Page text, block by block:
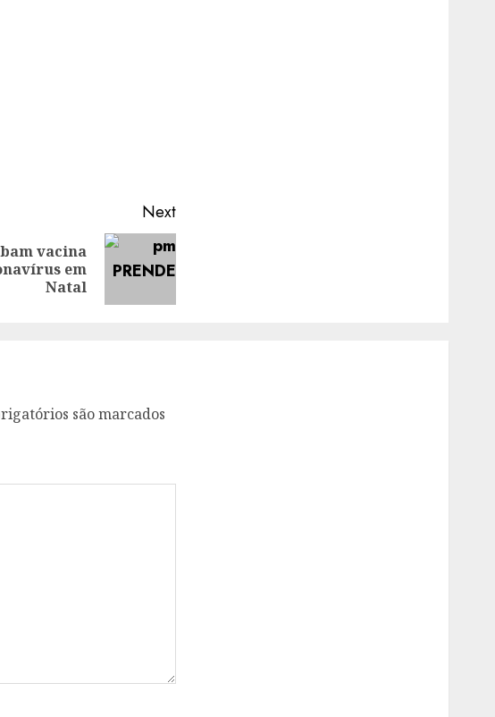
Next
vacina
em
Natal
são marcados